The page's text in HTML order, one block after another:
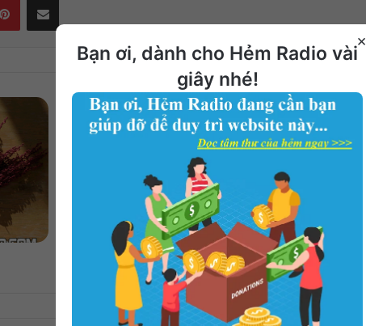
Suối nguồn | Ayn Rand
×
Bạn ơi, dành cho Hẻm Radio vài
giây nhé!